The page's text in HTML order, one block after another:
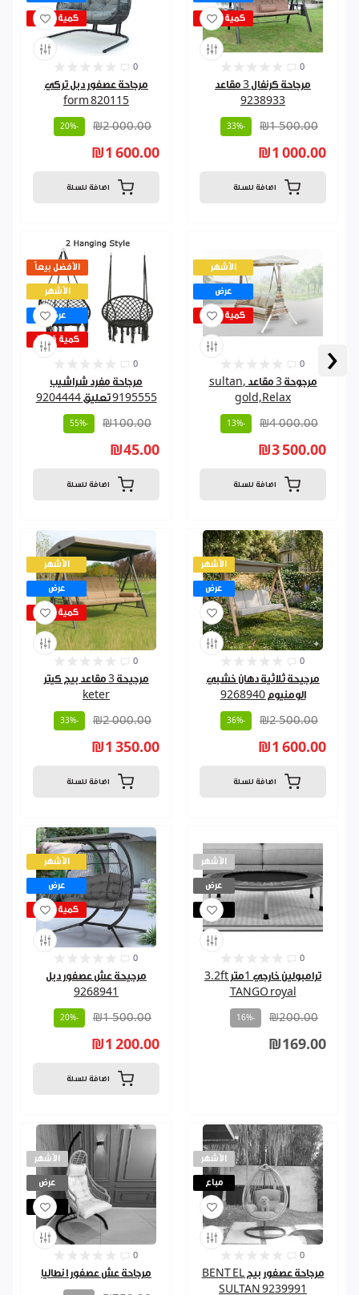
‹
كمية قليلة
0
مرجاحة عصفور دبل تركي
820115 form
₪2 000.00
-20%
₪1 600.00
اضافة للسلة
كمية قليلة
0
مرجاحة كرنفال 3 مقاعد
9238933
₪1 500.00
-33%
₪1 000.00
اضافة للسلة
الأفضل بيعاً
الأشهر
عرض
كمية قليلة
0
مرجاحة مفرد شراشيب
9195555 تعليق 9204444
₪100.00
-55%
₪45.00
اضافة للسلة
الأشهر
عرض
كمية قليلة
0
مرجوحة 3 مقاعد ,sultan
gold,Relax
₪4 000.00
-13%
₪3 500.00
اضافة للسلة
الأشهر
عرض
كمية قليلة
0
مرجيحة 3 مقاعد بيج كيتر
keter
₪2 000.00
-33%
₪1 350.00
اضافة للسلة
الأشهر
عرض
0
مرجيحة ثلاثية دهان خشبي
الومنيوم 9268940
₪2 500.00
-36%
₪1 600.00
اضافة للسلة
الأشهر
عرض
كمية قليلة
0
مرجيحة عش عصفور دبل
9268941
₪1 500.00
-20%
₪1 200.00
اضافة للسلة
الأشهر
عرض
مباع
0
ترامبولين خارجي 1متر 3.2ft
TANGO royal
₪200.00
-16%
₪169.00
الأشهر
عرض
مباع
0
مرجاحة عش عصفور ا نطاليا
الأشهر
مباع
0
مرجاحة عصفور بيج BENT EL
SULTAN 9239991